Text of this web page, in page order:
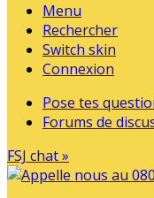
Menu
Rechercher
Switch skin
Connexion
Pose tes
Forums de
FSJ chat »